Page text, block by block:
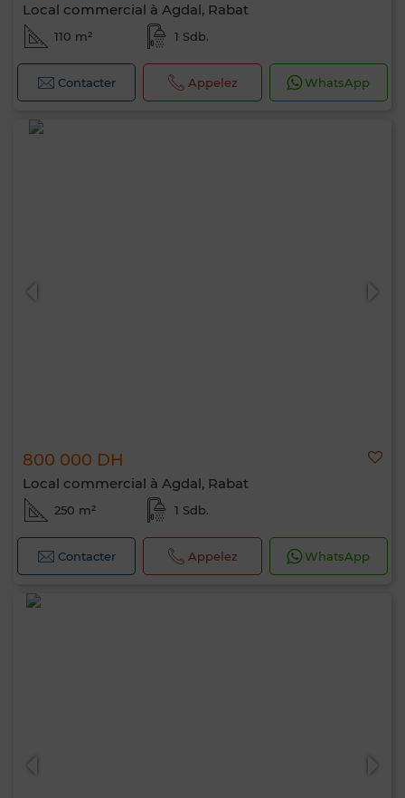
Local commercial à Agdal, Rabat
110 m² 1 Sdb.
Contacter Appelez WhatsApp
800 000 DH
Local commercial à Agdal, Rabat
250 m² 1 Sdb.
Contacter Appelez WhatsApp